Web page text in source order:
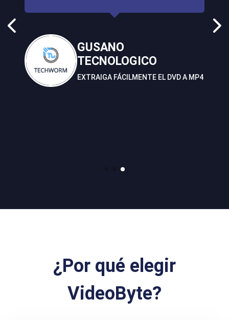
GUSANO
TECNOLOGICO
EXTRAIGA FÁCILMENTE EL DVD A MP4
¿Por qué elegir
VideoByte?